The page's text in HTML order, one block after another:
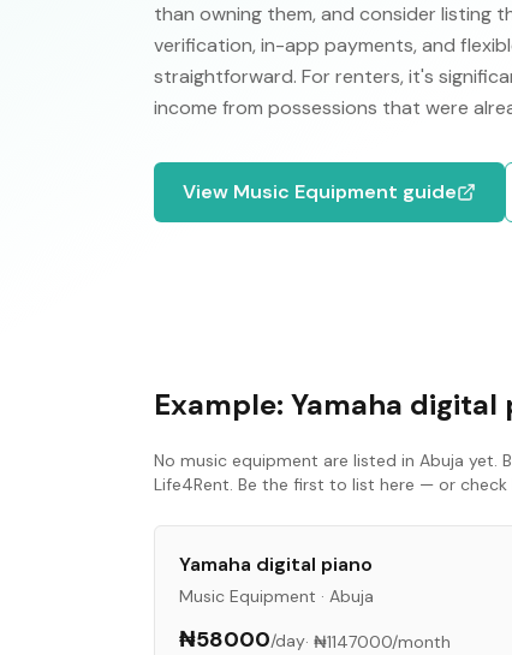
than owning them, and consider listing
verification, in-app payments, and
straightforward. For renters, it's
income from possessions that were
View Music Equipment guide
Example: Yamaha digital
No music equipment are listed in Abuja yet.
Life4Rent. Be the first to list here — or
Yamaha digital piano
Music Equipment · Abuja
₦58000/day· ₦1147000/month